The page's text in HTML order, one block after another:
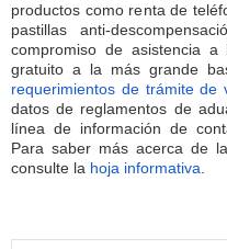
productos como renta de
pastillas anti-
compromiso de asistencia
gratuito a la más grande
requerimientos de trámite de
datos de reglamentos de
línea de información de
Para saber más acerca de
consulte la hoja informativa